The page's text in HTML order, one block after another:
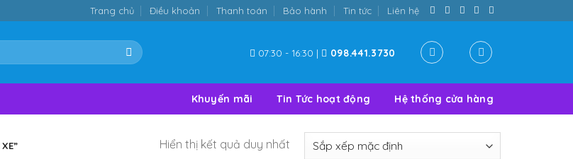
Trang chủ Điều khoản Thanh toán Bảo hành Tin tức Liên hệ
07:30 - 16:30 | 098.441.3730
Khuyến mãi Tin Tức hoạt động Hệ thống cửa hàng
Hiển thị kết quả duy nhất